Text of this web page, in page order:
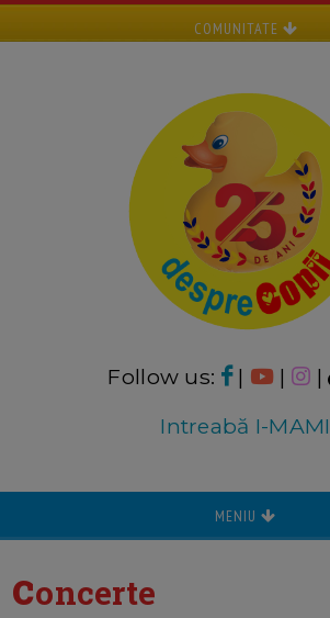
COMUNITATE
Follow us: | | |
Intreabă I-MAMI
MENIU
concerte